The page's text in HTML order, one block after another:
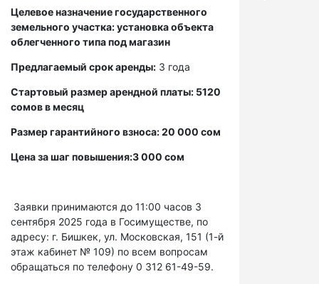
Целевое назначение государственного
земельного участка: установка объекта
облегченного типа под магазин
Предлагаемый срок аренды: 3 года
Стартовый размер арендной платы: 5120
сомов в месяц
Размер гарантийного взноса: 20 000 сом
Цена за шаг повышения:3 000 сом
Заявки принимаются до 11:00 часов 3
сентября 2025 года в Госимуществе, по
адресу: г. Бишкек, ул. Московская, 151 (1-й
этаж кабинет № 109) по всем вопросам
обращаться по телефону 0 312 61-49-59.